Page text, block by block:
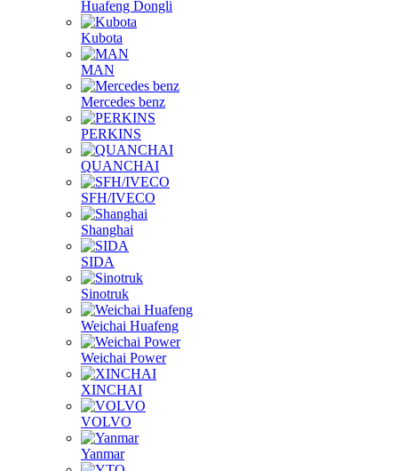
Huafeng Dongli
Kubota
MAN
Mercedes benz
PERKINS
QUANCHAI
SFH/IVECO
Shanghai
SIDA
Sinotruk
Weichai Huafeng
Weichai Power
XINCHAI
VOLVO
Yanmar